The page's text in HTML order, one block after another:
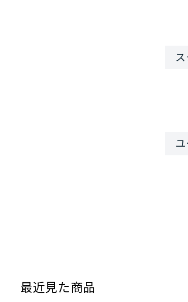
最近見た商品